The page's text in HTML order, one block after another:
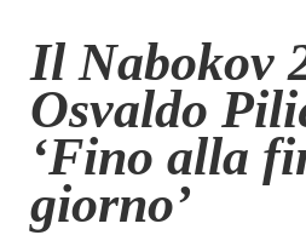
Chi siamo
Contatti
Eventi
Home
Il Nabokov
Osvaldo
‘Fino alla
giorno’